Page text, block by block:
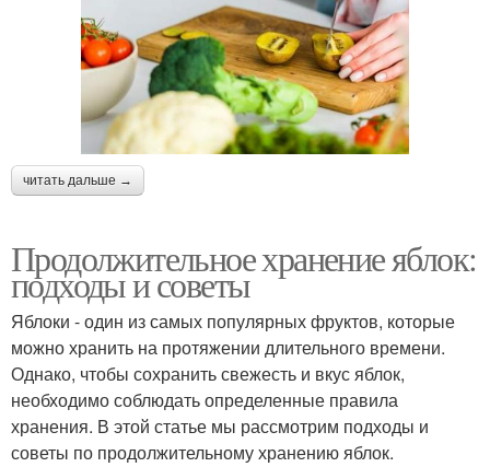
читать дальше →
Продолжительное хранение яблок:
подходы и советы
Яблоки - один из самых популярных фруктов, которые
можно хранить на протяжении длительного времени.
Однако, чтобы сохранить свежесть и вкус яблок,
необходимо соблюдать определенные правила
хранения. В этой статье мы рассмотрим подходы и
советы по продолжительному хранению яблок.